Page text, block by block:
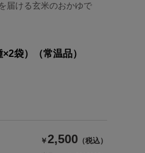
届ける玄米のおかゆで
袋）（常温品）
￥2,500 （税込）